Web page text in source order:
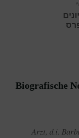
Biografische
Arzt, d.i.